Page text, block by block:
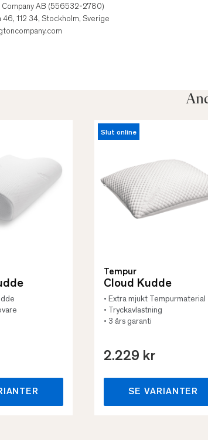
Company AB (556532-2780)
112 34, Stockholm, Sverige
Slut online
Tempur
Cloud Kudde
• Extra mjukt Tempurmaterial
• Tryckavlastning
• 3 års garanti
2.229 kr
SE VARIANTER